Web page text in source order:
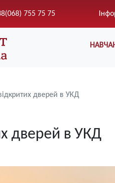
755 75 75
дверей в УКД
дверей в УКД